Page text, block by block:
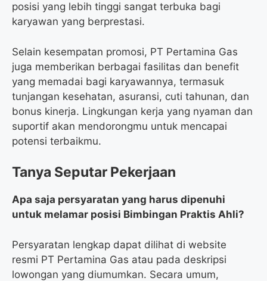
posisi yang lebih tinggi sangat terbuka bagi
karyawan yang berprestasi.
Selain kesempatan promosi, PT Pertamina Gas
juga memberikan berbagai fasilitas dan benefit
yang memadai bagi karyawannya, termasuk
tunjangan kesehatan, asuransi, cuti tahunan, dan
bonus kinerja. Lingkungan kerja yang nyaman dan
suportif akan mendorongmu untuk mencapai
potensi terbaikmu.
Tanya Seputar Pekerjaan
Apa saja persyaratan yang harus dipenuhi
untuk melamar posisi Bimbingan Praktis Ahli?
Persyaratan lengkap dapat dilihat di website
resmi PT Pertamina Gas atau pada deskripsi
lowongan yang diumumkan. Secara umum,